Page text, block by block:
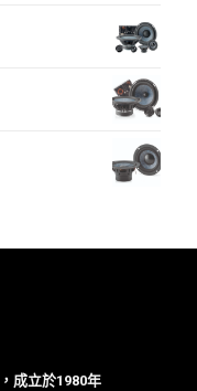
成立於1980年